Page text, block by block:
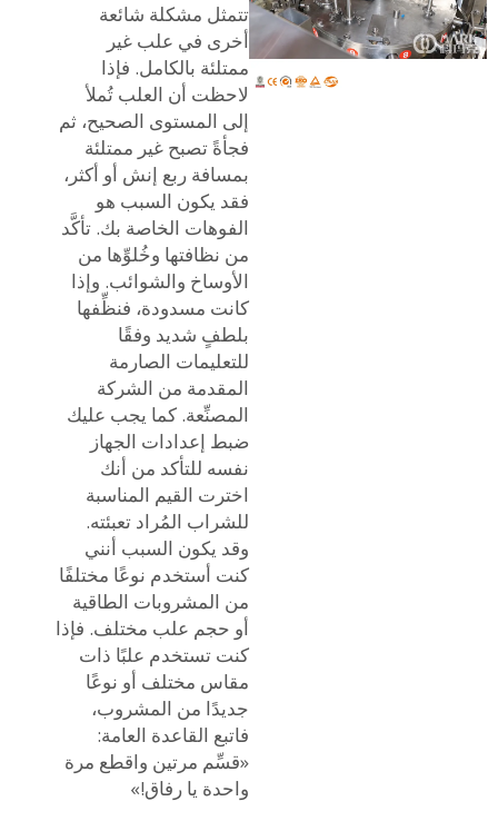
تتمثل مشكلة شائعة
أخرى في علب غير
ممتلئة بالكامل. فإذا
لاحظت أن العلب تُملأ
إلى المستوى الصحيح، ثم
فجأةً تصبح غير ممتلئة
بمسافة ربع إنش أو أكثر،
فقد يكون السبب هو
الفوهات الخاصة بك. تأكَّد
من نظافتها وخُلوِّها من
الأوساخ والشوائب. وإذا
كانت مسدودة، فنظِّفها
بلطفٍ شديد وفقًا
للتعليمات الصارمة
المقدمة من الشركة
المصنِّعة. كما يجب عليك
ضبط إعدادات الجهاز
نفسه للتأكد من أنك
اخترت القيم المناسبة
للشراب المُراد تعبئته.
وقد يكون السبب أنني
كنت أستخدم نوعًا مختلفًا
من المشروبات الطاقية
أو حجم علب مختلف. فإذا
كنت تستخدم علبًا ذات
مقاس مختلف أو نوعًا
جديدًا من المشروب،
فاتبع القاعدة العامة:
«قسِّم مرتين واقطع مرة
واحدة يا رفاق!»